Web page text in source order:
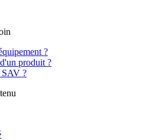
?
produit ?
SAV ?